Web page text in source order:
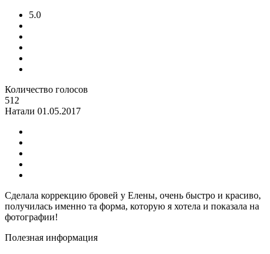
5.0
Количество голосов
512
Натали 01.05.2017
Сделала коррекцию бровей у Елены, очень быстро и красиво,
получилась именно та форма, которую я хотела и показала на
фотографии!
Полезная информация